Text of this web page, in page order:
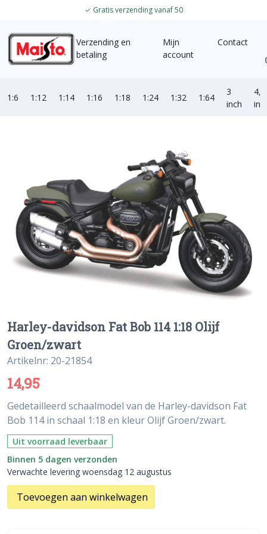
✓ Gratis verzending vanaf 50
Verzending en
betaling
Mijn
account
Contact
1:6 1:12 1:14 1:16 1:18 1:24 1:32 1:64
3
inch
4,5
Harley-davidson Fat Bob 114 1:18 Olijf
Groen/zwart
Artikelnr: 20-21854
14,95
Gedetailleerd schaalmodel van de Harley-davidson Fat
Bob 114 in schaal 1:18 en kleur Olijf Groen/zwart.
Uit voorraad leverbaar
Binnen 5 dagen verzonden
Verwachte levering woensdag 12 augustus
Toevoegen aan winkelwagen